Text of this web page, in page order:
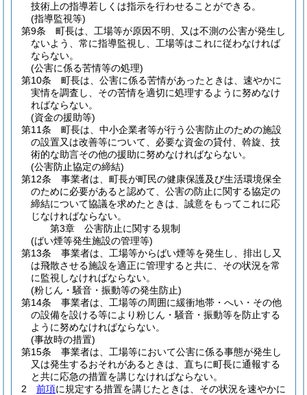
技術上の指導若しくは指示を行わせることができる。
(指導監視等)
第9条
町長は、工場等が原因不明、又は不測の公害が発生し
ないよう、常に指導監視し、工場等はこれに従わなければ
ならない。
(公害に係る苦情等の処理)
第10条
町長は、公害に係る苦情があったときは、速やかに
実情を調査し、その苦情を適切に処理するように努めなけ
ればならない。
(資金の援助等)
第11条
町長は、中小企業者等が行う公害防止のための施設
の設置又は改善等について、必要な資金の貸付、斡旋、技
術的な助言その他の援助に努めなければならない。
(公害防止協定の締結)
第12条
事業者は、町長が町民の健康保護及び生活環境保全
のために必要があると認めて、公害の防止に関する協定の
締結について協議を求めたときは、誠意をもってこれに応
じなければならない。
第3章
公害防止に関する規制
(ばい煙等発生施設の管理等)
第13条
事業者は、工場等からばい煙等を発生し、排出し又
は飛散させる施設を適正に管理すると共に、その状況を常
に監視しなければならない。
(粉じん・騒音・振動等の発生防止)
第14条
事業者は、工場等の周囲に緩衝地帯・へい・その他
の設備を設ける等により粉じん・騒音・振動等を防止する
ように努めなければならない。
(事故時の措置)
第15条
事業者は、工場等において公害に係る事態が発生し
又は発生するおそれがあるときは、直ちに町長に通報する
と共に応急の措置を講じなければならない。
2
前項に規定する措置を講じたときは、その状況を速やかに